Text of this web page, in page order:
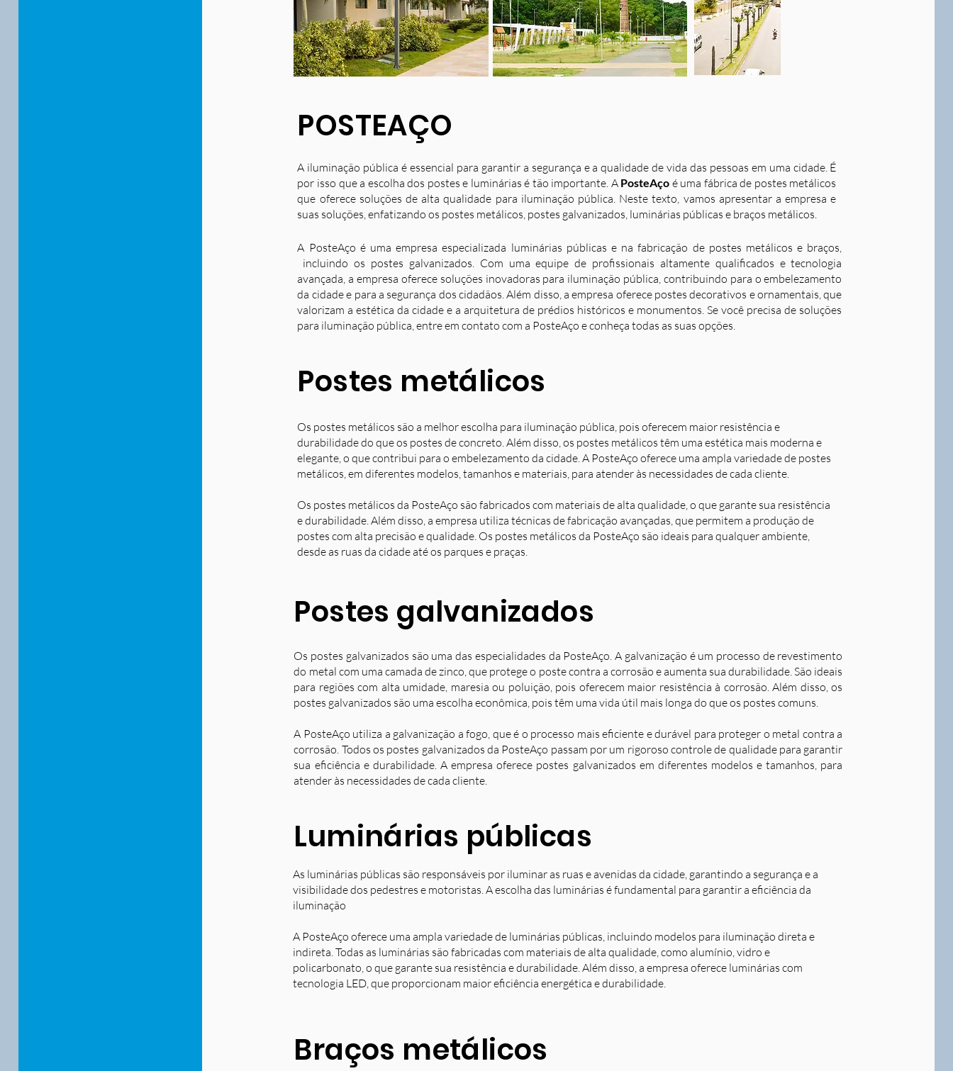
POSTEAÇO
A iluminação pública é essencial para garantir a segurança e a qualidade de vida das pessoas em uma cidade. É
por isso que a escolha dos postes e luminárias é tão importante. A PosteAço é uma fábrica de postes metálicos
que oferece soluções de alta qualidade para iluminação pública. Neste texto, vamos apresentar a empresa e
suas soluções, enfatizando os postes metálicos, postes galvanizados, luminárias públicas e braços metálicos.
A PosteAço é uma empresa especializada luminárias públicas e na fabricação de postes metálicos e braços,
incluindo os postes galvanizados. Com uma equipe de profissionais altamente qualificados e tecnologia
avançada, a empresa oferece soluções inovadoras para iluminação pública, contribuindo para o embelezamento
da cidade e para a segurança dos cidadãos. Além disso, a empresa oferece postes decorativos e ornamentais, que
valorizam a estética da cidade e a arquitetura de prédios históricos e monumentos. Se você precisa de soluções
para iluminação pública, entre em contato com a PosteAço e conheça todas as suas opções.
Postes metálicos
Os postes metálicos são a melhor escolha para iluminação pública, pois oferecem maior resistência e
durabilidade do que os postes de concreto. Além disso, os postes metálicos têm uma estética mais moderna e
elegante, o que contribui para o embelezamento da cidade. A PosteAço oferece uma ampla variedade de postes
metálicos, em diferentes modelos, tamanhos e materiais, para atender às necessidades de cada cliente.
Os postes metálicos da PosteAço são fabricados com materiais de alta qualidade, o que garante sua resistência
e durabilidade. Além disso, a empresa utiliza técnicas de fabricação avançadas, que permitem a produção de
postes com alta precisão e qualidade. Os postes metálicos da PosteAço são ideais para qualquer ambiente,
desde as ruas da cidade até os parques e praças.
Postes galvanizados
Os postes galvanizados são uma das especialidades da PosteAço. A galvanização é um processo de revestimento
do metal com uma camada de zinco, que protege o poste contra a corrosão e aumenta sua durabilidade. São ideais
para regiões com alta umidade, maresia ou poluição, pois oferecem maior resistência à corrosão. Além disso, os
postes galvanizados são uma escolha econômica, pois têm uma vida útil mais longa do que os postes comuns.
A PosteAço utiliza a galvanização a fogo, que é o processo mais eficiente e durável para proteger o metal contra a
corrosão. Todos os postes galvanizados da PosteAço passam por um rigoroso controle de qualidade para garantir
sua eficiência e durabilidade. A empresa oferece postes galvanizados em diferentes modelos e tamanhos, para
atender às necessidades de cada cliente.
Luminárias públicas
As luminárias públicas são responsáveis por iluminar as ruas e avenidas da cidade, garantindo a segurança e a
visibilidade dos pedestres e motoristas. A escolha das luminárias é fundamental para garantir a eficiência da
iluminação
A PosteAço oferece uma ampla variedade de luminárias públicas, incluindo modelos para iluminação direta e
indireta. Todas as luminárias são fabricadas com materiais de alta qualidade, como alumínio, vidro e
policarbonato, o que garante sua resistência e durabilidade. Além disso, a empresa oferece luminárias com
tecnologia LED, que proporcionam maior eficiência energética e durabilidade.
Braços metálicos